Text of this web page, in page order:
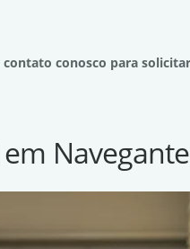
conosco para